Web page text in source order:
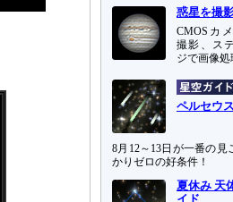
惑星を撮
CMOSカ
撮影、ス
ジで画像処
ペルセウ
8月12～13日が一番の見
かりゼロの好条件！
夏休み 天
イド